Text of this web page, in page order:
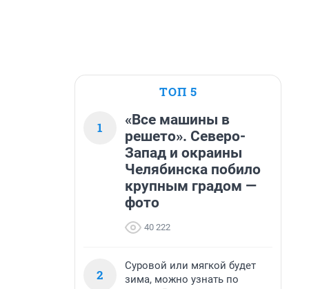
ТОП 5
1
«Все машины в
решето». Северо-
Запад и окраины
Челябинска побило
крупным градом —
фото
40 222
2
Суровой или мягкой будет
зима, можно узнать по